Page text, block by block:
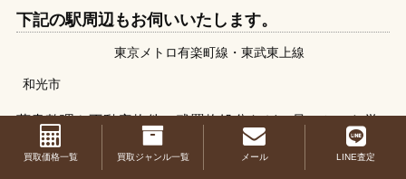
下記の駅周辺もお伺いいたします。
東京メトロ有楽町線 東武東上線
和光市
蔵書整理や不動産物件の残置物処分などで見つかった学
術書や医学書、専門書などは是非お気軽に当店にお問い
合わせ下さい。捨てようとした思っていた物が高い値段
買取価格一覧 買取ジャンル一覧 メール LINE査定